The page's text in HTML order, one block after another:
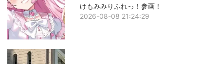
けもみみりふれっ！参画！
2026-08-08 21:24:29